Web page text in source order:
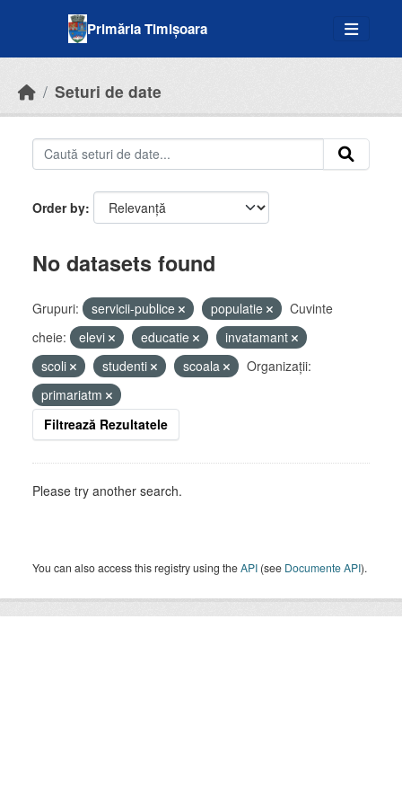
Primăria Timișoara
Seturi de date
Order by
No datasets found
Grupuri: servicii-publice populatie
Cuvinte
cheie:
elevi educatie
invatamant
scoli
studenti scoala
Organizații:
primariatm
Filtrează Rezultatele
Please try another search.
You can also access this registry using theAPI (see Documente API).